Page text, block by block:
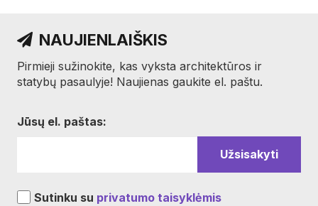
NAUJIENLAIŠKIS
Pirmieji sužinokite, kas vyksta architektūros ir
statybų pasaulyje! Naujienas gaukite el. paštu.
Jūsų el. paštas:
Sutinku su privatumo taisyklėmis